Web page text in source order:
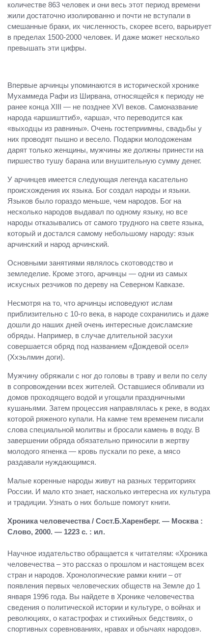
количестве 863 человек и они весь этот период времени
жили достаточно изолированно и почти не вступали в
смешанные браки, их численность, скорее всего, варьирует
в пределах 1500-2000 человек. И даже может несколько
превышать эти цифры.
Впервые арчинцы упоминаются в исторической хронике
Мухаммеда Рафи из Ширвана, относящейся к периоду не
ранее конца XIII — не позднее XVI веков. Самоназвание
народа «аршишттиб», «арша», что переводится как
«выходцы из равнины». Очень гостеприимны, свадьбы у
них проводят пышно и весело. Подарки молодоженам
дарят только женщины, мужчины же должны принести на
пиршество тушу барана или внушительную сумму денег.
У арчинцев имеется следующая легенда касательно
происхождения их языка. Бог создал народы и языки.
Языков было гораздо меньше, чем народов. Бог на
несколько народов выдавал по одному языку, но все
народы отказывались от самого трудного на свете языка,
который и достался самому небольшому народу: язык
арчинский и народ арчинский.
Основными занятиями являлось скотоводство и
земледелие. Кроме этого, арчинцы — одни из самых
искусных резчиков по дереву на Северном Кавказе.
Несмотря на то, что арчинцы исповедуют ислам
приблизительно с 10-го века, в народе сохранились и даже
дошли до наших дней очень интересные доисламские
обряды. Например, в случае длительной засухи
совершается обряд под названием «Дождевой осел»
(Ххэьлмин доги).
Мужчину обряжали с ног до головы в траву и вели по селу
в сопровождении всех жителей. Оставшиеся обливали из
домов проходящего водой и угощали праздничными
кушаньями. Затем процессия направлялась к реке, в водах
которой ряженого купали. На камне тем временем писали
слова специальной молитвы и бросали камень в воду. В
завершении обряда обязательно приносили в жертву
молодого ягненка — кровь пускали по реке, а мясо
раздавали нуждающимся.
Малые коренные народы живут на разных территориях
России. И мало кто знает, насколько интересна их культура
и традиции. Узнать о них больше помогут книги.
Хроника человечества / Сост.Б.Харенберг. — Москва :
Слово, 2000. — 1223 с. : ил.
Научное издательство обращается к читателям: «Хроника
человечества – это рассказ о прошлом и настоящем всех
стран и народов. Хронологические рамки книги – от
появления первых человеческих обществ на Земле до 1
января 1996 года. Вы найдете в Хронике человечества
сведения о политической истории и культуре, о войнах и
революциях, о катастрофах и стихийных бедствиях, о
спортивных соревнованиях, нравах и обычаях народов».